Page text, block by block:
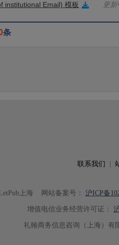
institutional Email) 模板 更
条
联系我们
上海 网站备案号： 沪ICP备
增值电信业务经营许可证：
礼翰商务信息咨询（上海）